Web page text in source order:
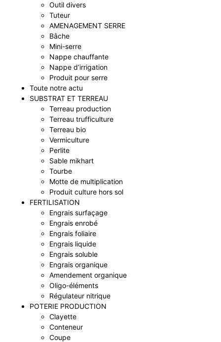
Outil divers
Tuteur
AMENAGEMENT SERRE
Bâche
Mini-serre
Nappe chauffante
Nappe d’irrigation
Produit pour serre
Toute notre actu
SUBSTRAT ET TERREAU
Terreau production
Terreau trufficulture
Terreau bio
Vermiculture
Perlite
Sable mikhart
Tourbe
Motte de multiplication
Produit culture hors sol
FERTILISATION
Engrais surfaçage
Engrais enrobé
Engrais foliaire
Engrais liquide
Engrais soluble
Engrais organique
Amendement organique
Oligo-éléments
Régulateur nitrique
POTERIE PRODUCTION
Clayette
Conteneur
Coupe